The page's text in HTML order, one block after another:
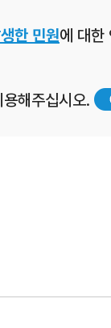
한 민원에 대한
해주십시오.